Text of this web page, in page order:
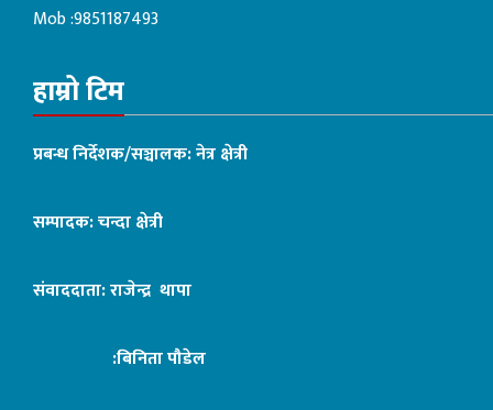
Mob :9851187493
हाम्रो टिम
प्रबन्ध निर्देशक/सञ्चालक: नेत्र क्षेत्री
सम्पादक: चन्दा क्षेत्री
संवाददाता: राजेन्द्र थापा
:बिनिता पौडेल